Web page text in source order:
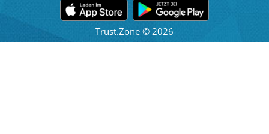
Trust.Zone © 2026